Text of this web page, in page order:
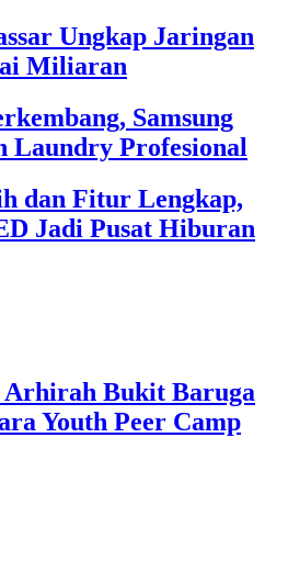
Ungkap Jaringan
Miliaran
Samsung
Laundry Profesional
dan Fitur Lengkap,
Jadi Pusat Hiburan
Bukit Baruga
Youth Peer Camp